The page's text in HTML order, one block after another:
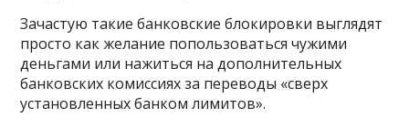
Зачастую такие банковские блокировки выглядят
просто как желание попользоваться чужими
деньгами или нажиться на дополнительных
банковских комиссиях за переводы «сверх
установленных банком лимитов».